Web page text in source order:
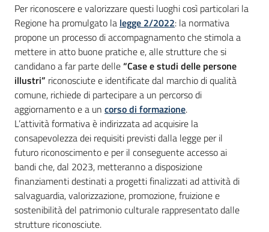
Seguici
su
Per riconoscere e valorizzare questi luoghi così particolari la
Regione ha promulgato la legge 2/2022: la normativa
propone un processo di accompagnamento che stimola a
mettere in atto buone pratiche e, alle strutture che si
candidano a far parte delle“Case e studi delle persone
illustri” riconosciute e identificate dal marchio di qualità
comune, richiede di partecipare a un percorso di
aggiornamento e a un corso di formazione.
L’attività formativa è indirizzata ad acquisire la
consapevolezza dei requisiti previsti dalla legge per il
futuro riconoscimento e per il conseguente accesso ai
bandi che, dal 2023, metteranno a disposizione
finanziamenti destinati a progetti finalizzati ad attività di
salvaguardia, valorizzazione, promozione, fruizione e
sostenibilità del patrimonio culturale rappresentato dalle
strutture riconosciute.